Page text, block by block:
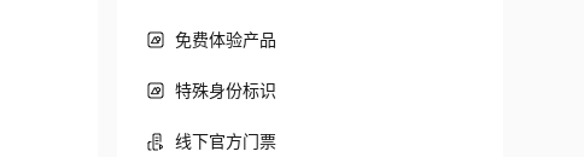
免费体验产品
特殊身份标识
线下官方门票